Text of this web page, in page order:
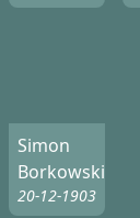
Simon
Borkowski
20-12-1903